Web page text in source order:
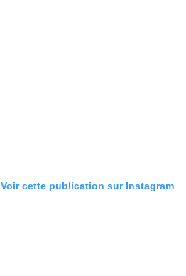
Voir cette publication sur Instagram